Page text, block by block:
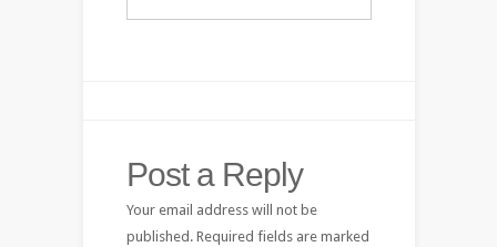
Post a Reply
Your email address will not be
published. Required fields are marked